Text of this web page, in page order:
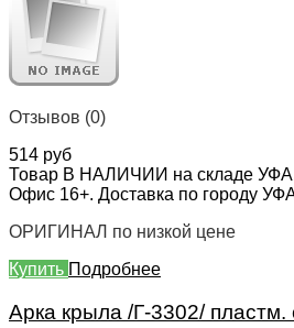
Отзывов (0)
514 руб
Товар В НАЛИЧИИ на складе УФА.
Офис 16+. Доставка по городу
ОРИГИНАЛ по низкой цене
Купить Подробнее
Арка крыла /Г-3302/